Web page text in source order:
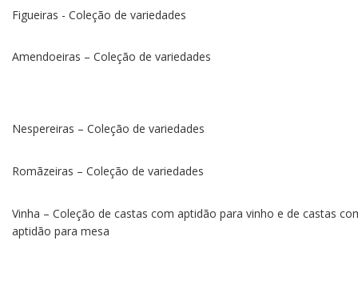
Figueiras - Coleção de variedades
Amendoeiras – Coleção de variedades
Nespereiras – Coleção de variedades
Romãzeiras – Coleção de variedades
Vinha – Coleção de castas com aptidão para vinho e de castas
aptidão para mesa